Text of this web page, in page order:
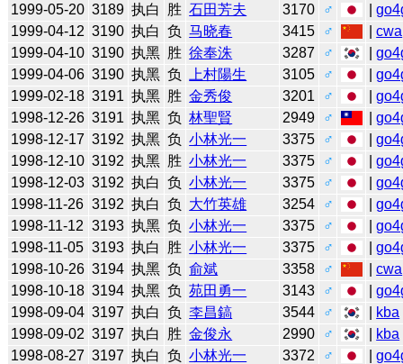
1999-05-20 3189 执白 胜 石田芳夫 3170 ♂ |
1999-04-12 3190 执白 负 马晓春 3415 ♂ |cwa
1999-04-10 3190 执黑 胜 徐奉洙 3287 ♂ |
1999-04-06 3190 执黑 负 上村陽生 3105 ♂ |
1999-02-18 3191 执黑 胜 金秀俊 3201 ♂ |
1998-12-26 3191 执黑 负 林聖賢 2949 ♂ |
1998-12-17 3192 执黑 负 小林光一 3375 ♂ |
1998-12-10 3192 执黑 胜 小林光一 3375 ♂ |
1998-12-03 3192 执白 负 小林光一 3375 ♂ |
1998-11-26 3192 执白 负 大竹英雄 3254 ♂ |
1998-11-12 3193 执黑 负 小林光一 3375 ♂ |
1998-11-05 3193 执白 胜 小林光一 3375 ♂ |
1998-10-26 3194 执黑 负 俞斌 3358 ♂ |cwa
1998-10-18 3194 执黑 负 苑田勇一 3143 ♂ |
1998-09-04 3197 执白 负 李昌鎬 3544 ♂ kba
1998-09-02 3197 执白 胜 金俊永 2990 ♂ kba
1998-08-27 3197 执白 负 小林光一 3372 ♂ |